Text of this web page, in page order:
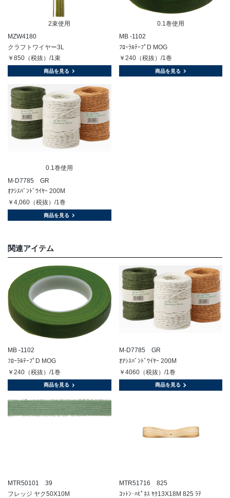
2束使用
MZW4180
クラフトワイヤー3L
￥850（税抜）/1束
商品を見る
0.1巻使用
MB -1102
ﾌﾛｰﾗﾙﾃｰﾌﾟD MOG
￥240（税抜）/1巻
商品を見る
0.1巻使用
M-D7785 GR
ｵｱｼｽﾊﾞﾝﾄﾞﾜｲﾔｰ 200M
￥4,060（税抜）/1巻
商品を見る
関連アイテム
MB -1102
ﾌﾛｰﾗﾙﾃｰﾌﾟD MOG
￥240（税抜）/1巻
商品を見る
M-D7785 GR
ｵｱｼｽﾊﾞﾝﾄﾞﾜｲﾔｰ 200M
￥4060（税抜）/1巻
商品を見る
MTR50101 39
フレッジ ヤク50X10M
MTR51716 825
ｺｯﾄﾝ･ﾊﾋﾟﾈｽ ﾔｸ13X18M 825 ﾗﾃ